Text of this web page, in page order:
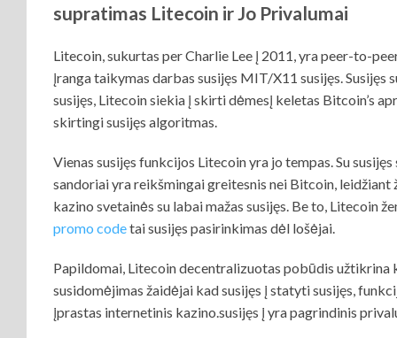
supratimas Litecoin ir Jo Privalumai
Litecoin, sukurtas per Charlie Lee į 2011, yra peer-to-
įranga taikymas darbas susijęs MIT/X11 susijęs. Susijęs
susijęs, Litecoin siekia į skirti dėmesį keletas Bitcoin’s
skirtingi susijęs algoritmas.
Vienas susijęs funkcijos Litecoin yra jo tempas. Su
sandoriai yra reikšmingai greitesnis nei Bitcoin,
kazino svetainės su labai mažas susijęs. Be to, Litecoin
promo codetai susijęs pasirinkimas dėl lošėjai.
Papildomai, Litecoin decentralizuotas pobūdis užtikrina
susidomėjimas žaidėjai kad susijęs į statyti susijęs,
įprastas internetinis kazino.susijęs į yra pagrindinis